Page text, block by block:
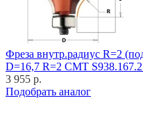
Фреза внутр.радиус R=2
D=16,7 R=2 CMT
3 955 р.
Подобрать аналог